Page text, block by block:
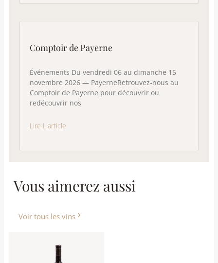
Comptoir de Payerne
Événements Du vendredi 06 au dimanche 15
novembre 2026 — PayerneRetrouvez-nous au
Comptoir de Payerne pour découvrir ou
redécouvrir nos
Lire L'article
Vous aimerez aussi
Voir tous les vins